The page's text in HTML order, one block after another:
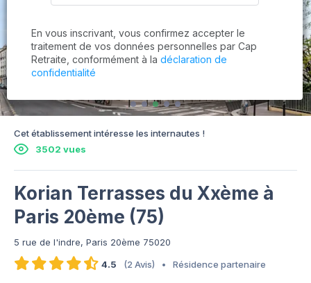
Cet établissement intéresse les internautes !
3502 vues
Korian Terrasses du Xxème à
Paris 20ème (75)
5 rue de l'indre, Paris 20ème 75020
4.5
(2 Avis) • Résidence partenaire
En vous inscrivant, vous confirmez accepter le
traitement de vos données personnelles par Cap
Retraite, conformément à la déclaration de
confidentialité